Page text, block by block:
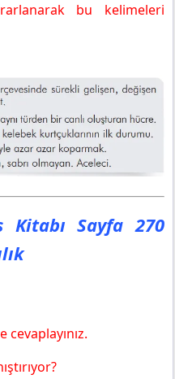
bu kelimeleri
Kitabı Sayfa 270